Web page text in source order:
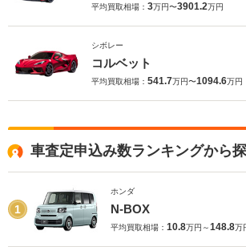
平均買取相場： 3万円〜3901.2万円
シボレー
コルベット
平均買取相場： 541.7万円〜1094.6万円
車査定申込み数ランキングから
1
ホンダ
N-BOX
平均買取相場： 10.8万円～148.8万